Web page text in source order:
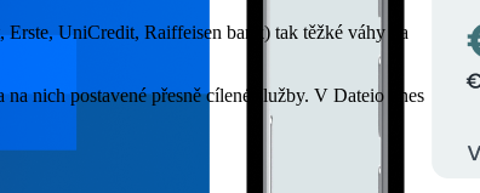
UniCredit, Raiffeisen bank) tak těžké váhy na
nich postavené přesně cílené služby. V Dateio dnes